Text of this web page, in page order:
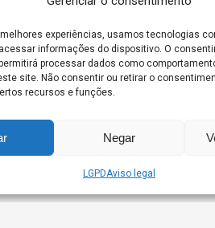
experiências, usamos tecnologias
informações do dispositivo. O
processar dados como
site. Não consentir ou retirar o
recursos e funções.
Negar
LGPDAviso legal